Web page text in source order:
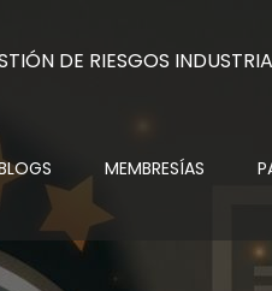
MEMBRESÍAS